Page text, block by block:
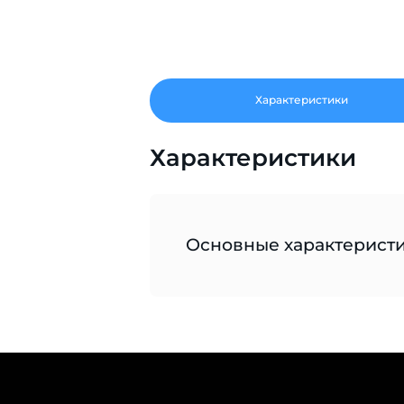
Характеристики
Характеристики
Основные